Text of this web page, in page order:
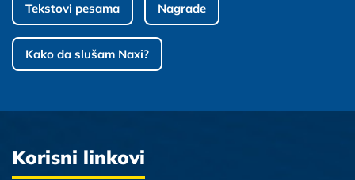
Tekstovi pesama Nagrade
Kako da slušam Naxi?
Korisni linkovi